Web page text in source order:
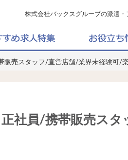
株式会社バックスグループの派遣
売スタッフ/直営店舗/業界未経験可/
社員/携帯販売ス